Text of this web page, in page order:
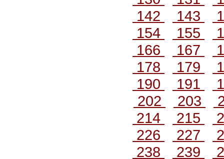
142
143
154
155
166
167
178
179
190
191
202
203
214
215
226
227
238
239